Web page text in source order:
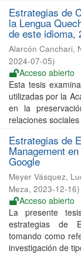
Estrategias de
la Lengua
de este idioma,
Alarcón Canchari,
2024-07-05)
Acceso abierto
Esta tesis
utilizadas por la
en la
relaciones
Estrategias de
Management
Google
Meyer Vásquez,
Meza, 2023-12-16)
Acceso abierto
La presente
estrategias de
tomando como
investigación de